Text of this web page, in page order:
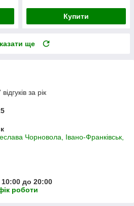
Купити
ще
за рік
Чорновола, Івано-Франківськ,
до 20:00
роботи